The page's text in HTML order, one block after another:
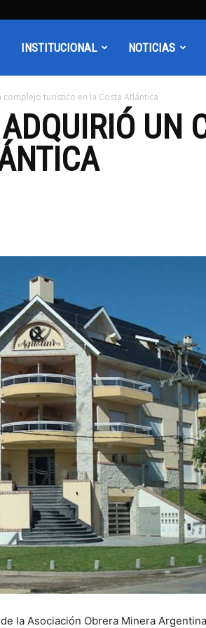
INSTITUCIONAL NOTICIAS
turístico en la Costa Atlántica
UN
la Asociación Obrera Minera